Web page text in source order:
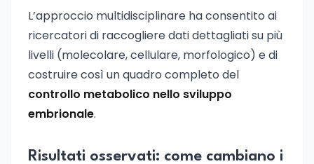
L’approccio multidisciplinare ha consentito ai
ricercatori di raccogliere dati dettagliati su più
livelli (molecolare, cellulare, morfologico) e di
costruire così un quadro completo del
controllo metabolico nello sviluppo
embrionale.
Risultati osservati: come cambiano i